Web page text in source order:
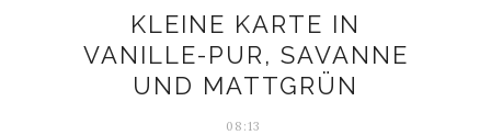
KLEINE KARTE IN
VANILLE-PUR, SAVANNE
UND MATTGRÜN
08:13